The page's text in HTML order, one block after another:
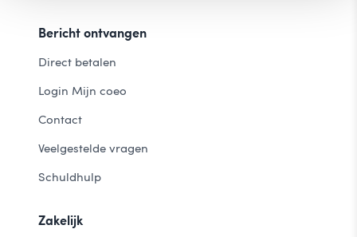
Bericht ontvangen
Direct betalen
Login Mijn coeo
Contact
Veelgestelde vragen
Schuldhulp
Zakelijk